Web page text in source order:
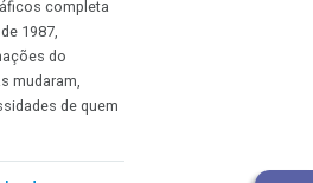
12 separações e várias
sair fora do lugar. Trocar
parecer simples. Mas cada
da pré-impressão, identificação
organização no